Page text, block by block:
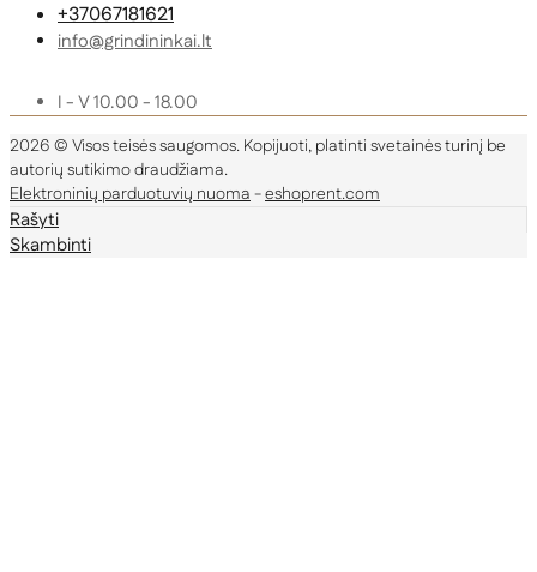
+37067181621
info@grindininkai.lt
I - V 10.00 - 18.00
2026 © Visos teisės saugomos. Kopijuoti, platinti svetainės turinį be
autorių sutikimo draudžiama.
Elektroninių parduotuvių nuoma-eshoprent.com
Rašyti
Skambinti